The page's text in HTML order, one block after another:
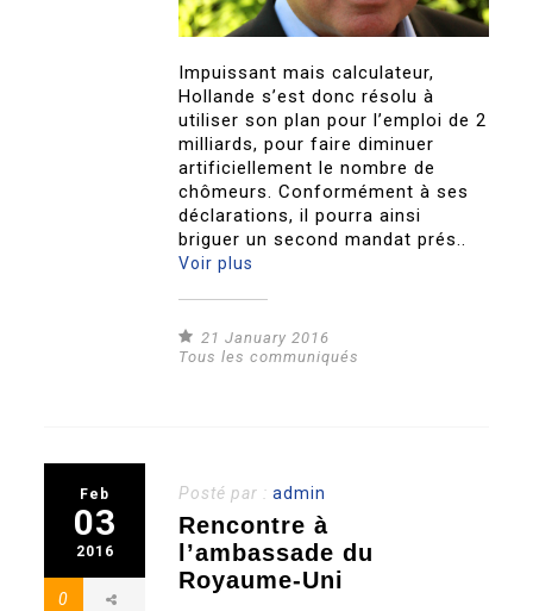
Impuissant mais calculateur,
Hollande s’est donc résolu à
utiliser son plan pour l’emploi de 2
milliards, pour faire diminuer
artificiellement le nombre de
chômeurs. Conformément à ses
déclarations, il pourra ainsi
briguer un second mandat prés..
Voir plus
21 January 2016
Tous les communiqués
Feb
03
2016
0
Posté par :admin
Rencontre à
l’ambassade du
Royaume-Uni